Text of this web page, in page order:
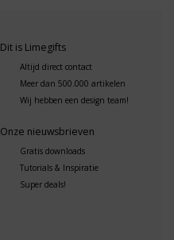
Dit is Limegifts
Altijd direct contact
Meer dan 500.000 artikelen
Wij hebben een design team!
Onze nieuwsbrieven
Gratis downloads
Tutorials & Inspiratie
Super deals!